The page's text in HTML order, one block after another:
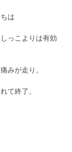
は
っこよりは有効
みが走り。
て終了。